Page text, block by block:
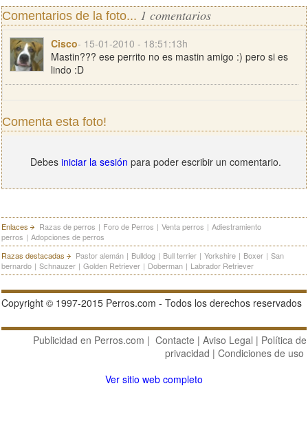
Comentarios de la foto... 1 comentarios
Cisco- 15-01-2010 - 18:51:13h
Mastin??? ese perrito no es mastin amigo :) pero si es
lindo :D
Comenta esta foto!
Debes iniciar la sesión para poder escribir un comentario.
Enlaces Razas de perros | Foro de Perros | Venta perros | Adiestramiento
perros | Adopciones de perros
Razas destacadas
Pastor alemán | Bulldog | Bull terrier | Yorkshire | Boxer | San
bernardo | Schnauzer | Golden Retriever | Doberman | Labrador Retriever
Copyright © 1997-2015 Perros.com - Todos los derechos reservados
Publicidad en Perros.com | Contacte | Aviso Legal | Política de
privacidad | Condiciones de uso
Ver sitio web completo